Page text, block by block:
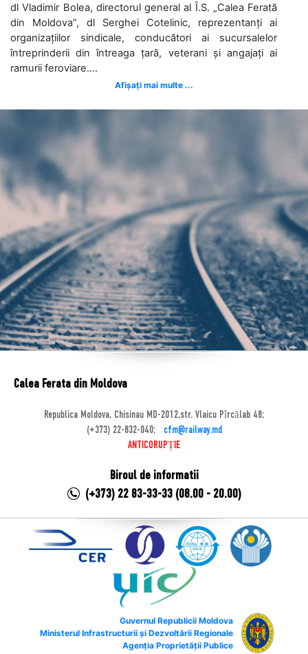
dl Vladimir Bolea, directorul general al Î.S. „Calea Ferată
din Moldova”, dl Serghei Cotelinic, reprezentanți ai
organizațiilor sindicale, conducători ai sucursalelor
întreprinderii din întreaga țară, veterani și angajați ai
ramurii feroviare....
Afișați mai multe ...
Calea Ferata din Moldova
Republica Moldova, Chisinau MD-2012,str. Vlaicu Pîrcălab 48;
(+373) 22-832-040;
cfm@railway.md
ANTICORUPȚIE
Biroul de informatii
(+373) 22 83-33-33 (08.00 - 20.00)
Guvernul Republicii Moldova
Ministerul Infrastructurii și Dezvoltării Regionale
Agenția Proprietății Publice